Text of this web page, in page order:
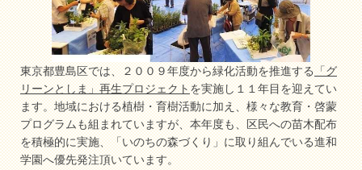
東京都豊島区では、２００９年度から緑化活動を推進する「グ
リーンとしま」再生プロジェクトを実施し１１年目を迎えてい
ます。地域における植樹・育樹活動に加え、様々な教育・啓蒙
プログラムも組まれていますが、本年度も、区民への苗木配布
を積極的に実施、「いのちの森づくり」に取り組んでいる進和
学園へ優先発注頂いています。